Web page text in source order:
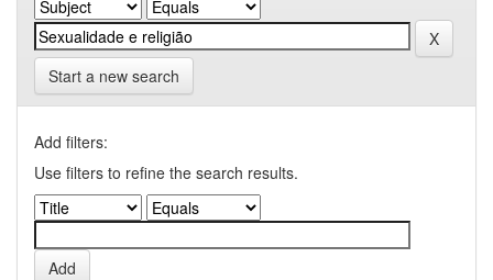
Start a new search
Add filters:
Use filters to refine the search results.